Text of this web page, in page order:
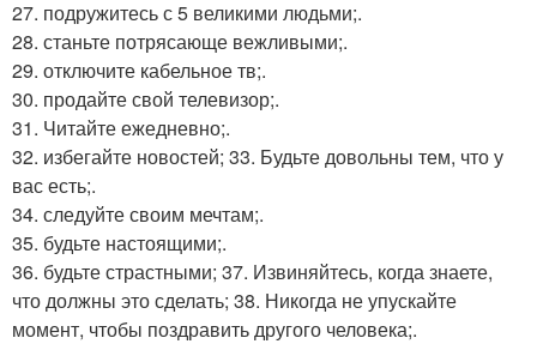
27. подружитесь с 5 великими людьми;.
28. станьте потрясающе вежливыми;.
29. отключите кабельное тв;.
30. продайте свой телевизор;.
31. Читайте ежедневно;.
32. избегайте новостей; 33. Будьте довольны тем, что у
вас есть;.
34. следуйте своим мечтам;.
35. будьте настоящими;.
36. будьте страстными; 37. Извиняйтесь, когда знаете,
что должны это сделать; 38. Никогда не упускайте
момент, чтобы поздравить другого человека;.